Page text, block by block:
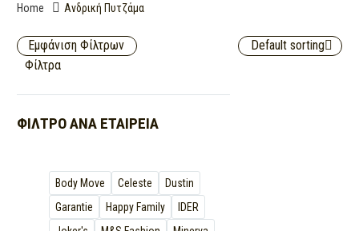
Home Ανδρική Πυτζάμα
Εμφάνιση Φίλτρων
Φίλτρα
ΦΊΛΤΡΟ ΑΝΆ ΕΤΑΙΡΕΊΑ
Body Move Celeste
Dustin
Garantie
Happy Family
IDER
Default sorting